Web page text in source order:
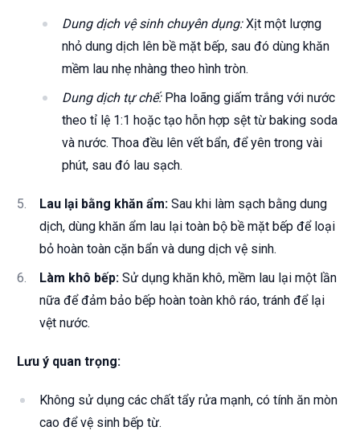
Dung dịch vệ sinh chuyên dụng:Xịt một lượng
nhỏ dung dịch lên bề mặt bếp, sau đó dùng khăn
mềm lau nhẹ nhàng theo hình tròn.
Dung dịch tự chế:Pha loãng giấm trắng với nước
theo tỉ lệ 1:1 hoặc tạo hỗn hợp sệt từ baking soda
và nước. Thoa đều lên vết bẩn, để yên trong vài
phút, sau đó lau sạch.
Lau lại bằng khăn ẩm: Sau khi làm sạch bằng dung
dịch, dùng khăn ẩm lau lại toàn bộ bề mặt bếp để loại
bỏ hoàn toàn cặn bẩn và dung dịch vệ sinh.
Làm khô bếp: Sử dụng khăn khô, mềm lau lại một lần
nữa để đảm bảo bếp hoàn toàn khô ráo, tránh để lại
vệt nước.
Lưu ý quan trọng:
Không sử dụng các chất tẩy rửa mạnh, có tính ăn mòn
cao để vệ sinh bếp từ.